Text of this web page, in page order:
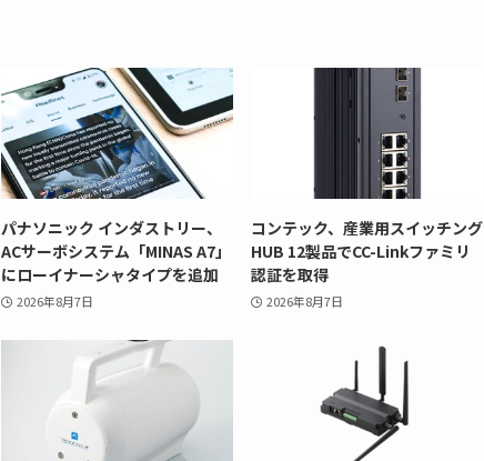
パナソニック インダストリー、
ACサーボシステム「MINAS A7」
にローイナーシャタイプを追加
2026年8月7日
コンテック、産業用スイッチング
HUB 12製品でCC-Linkファミリ
認証を取得
2026年8月7日